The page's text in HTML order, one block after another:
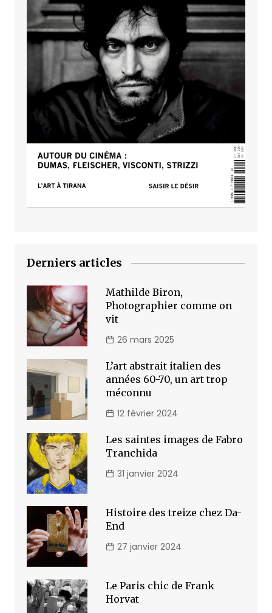
Derniers articles
Mathilde Biron,
Photographier comme on
vit
26 mars 2025
L’art abstrait italien des
années 60-70, un art trop
méconnu
12 février 2024
Les saintes images de Fabro
Tranchida
31 janvier 2024
Histoire des treize chez Da-
End
27 janvier 2024
Le Paris chic de Frank
Horvat